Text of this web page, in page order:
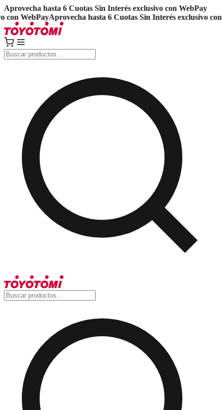
Aprovecha hasta 6 Cuotas Sin Interés exclusivo con WebPay
WebPayAprovecha hasta 6 Cuotas Sin Interés exclusivo con